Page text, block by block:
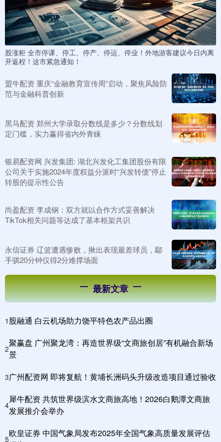
股涨柜 全市停课、停工、停产、停运、停业！外地游客建议今日内离
开返程！这市紧急通知！
盟牛配资 重庆“金融教育宣传周”启动，聚焦风险防
范与金融科普创新
黑马配资 郑州大学录取分数线是多少？分数线划
定门槛，实力赢得省内外青睐
银易配资网 兴发集团: 湖北兴发化工集团股份有限
公司关于实施2024年度权益分派时“兴发转债”停止
转股的提示性公告
尚盈配资 李成钢：双方就以合作方式妥善解决
TikTok相关问题等达成了基本框架共识
永信证券 辽篮遭遇惨败，揪出表现最差球员，鄢
手骐20分钟仅得2分难撑场面
最新文章
1 股融通 白云机场助力饶平特色农产品出圈
2
聚赢盘 广州聚龙湾：再造世界级“文商旅创居”有机融合新场
景
3广州配资网 即将复航！黄埔长洲码头升级改造项目通过验收
4
犀牛配资 共筑世界级滨水文商旅高地！2026白鹅潭文商旅
发展推介会举办
5
欧皇证券 中国气象局发布2025年全国气象高质量发展评估